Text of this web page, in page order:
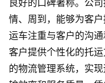
良好的口碑著称。公
情、周到，能够为客
运车注重与客户的沟
客户提供个性化的托
的物流管理系统，实